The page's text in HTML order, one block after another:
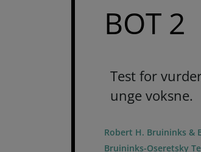
BOT 2
Test for
unge voksne.
Robert H. Bruininks &
Bruininks-Oseretsky